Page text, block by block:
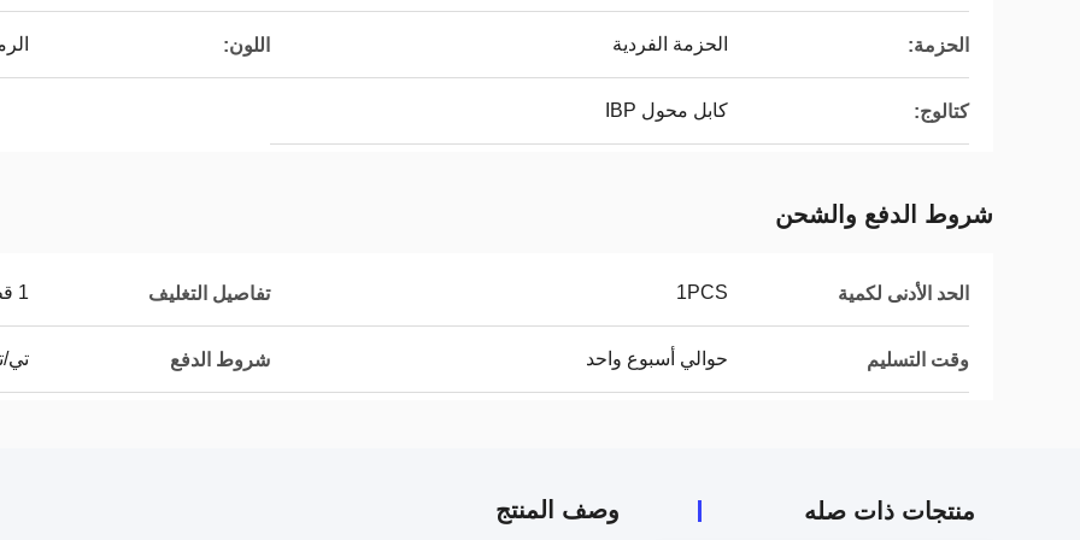
الحزمة: الحزمة الفردية اللون:
كتالوج: كابل محول IBP
شروط الدفع والشحن
الحد الأدنى لكمية 1PCS تفاصيل التغليف 1 قطعة / الحقيبة
وقت التسليم حوالي أسبوع واحد شروط الدفع تي/
منتجات ذات صله وصف المنتج